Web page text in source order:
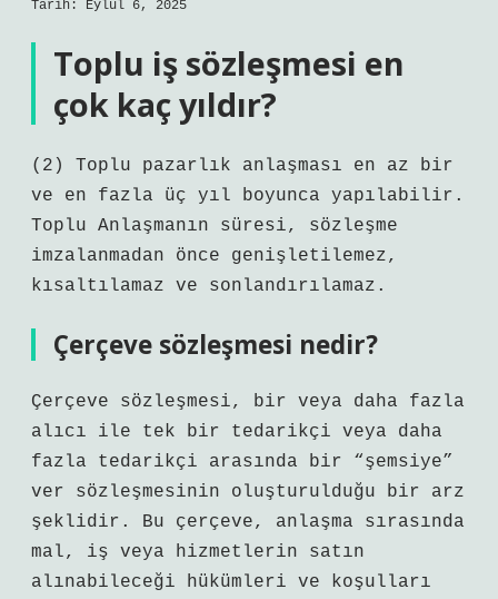
Tarih: Eylül 6, 2025
Toplu iş sözleşmesi en
çok kaç yıldır?
(2) Toplu pazarlık anlaşması en az bir
ve en fazla üç yıl boyunca yapılabilir.
Toplu Anlaşmanın süresi, sözleşme
imzalanmadan önce genişletilemez,
kısaltılamaz ve sonlandırılamaz.
Çerçeve sözleşmesi nedir?
Çerçeve sözleşmesi, bir veya daha fazla
alıcı ile tek bir tedarikçi veya daha
fazla tedarikçi arasında bir “şemsiye”
ver sözleşmesinin oluşturulduğu bir arz
şeklidir. Bu çerçeve, anlaşma sırasında
mal, iş veya hizmetlerin satın
alınabileceği hükümleri ve koşulları